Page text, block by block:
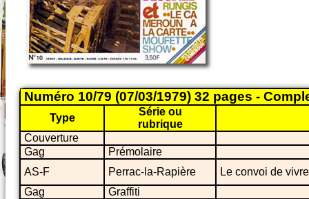
Numéro 10/79 (07/03/1979) 32 pages -
Type
Série ou
rubrique
Couverture
Gag
Prémolaire
AS-F
Perrac-la-Rapière
Le convoi de
Gag
Graffiti